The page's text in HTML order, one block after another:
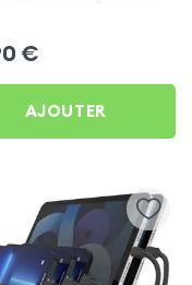
€
AJOUTER